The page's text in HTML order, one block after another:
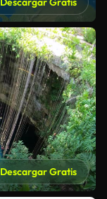
Descargar Gratis